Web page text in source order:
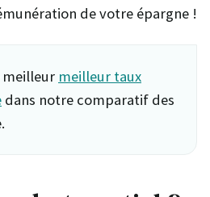
de votre épargne !
meilleur meilleur taux
dans notre comparatif des